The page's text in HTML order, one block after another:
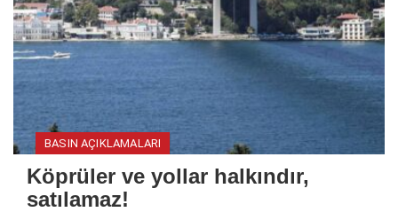
BASIN AÇIKLAMALARI
Köprüler ve yollar halkındır,
satılamaz!